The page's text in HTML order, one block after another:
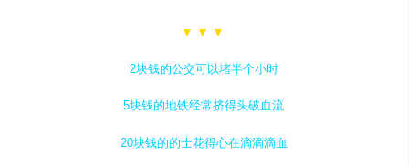
▼▼▼
2块钱的公交可以堵半个小时
5块钱的地铁经常挤得头破血流
20块钱的的士花得心在滴滴滴血